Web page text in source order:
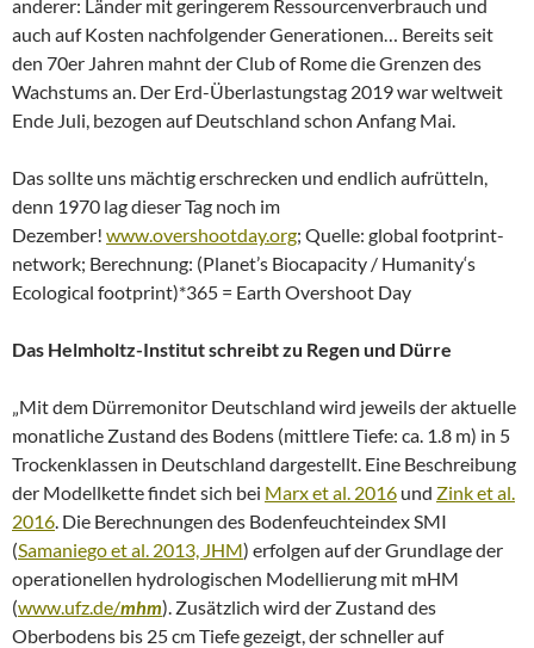
anderer: Länder mit geringerem Ressourcenverbrauch und
auch auf Kosten nachfolgender Generationen… Bereits seit
den 70er Jahren mahnt der Club of Rome die Grenzen des
Wachstums an. Der Erd-Überlastungstag 2019 war weltweit
Ende Juli, bezogen auf Deutschland schon Anfang Mai.
Das sollte uns mächtig erschrecken und endlich aufrütteln,
denn 1970 lag dieser Tag noch im
Dezember! www.overshootday.org; Quelle: global footprint-
network; Berechnung: (Planet’s Biocapacity / Humanity‘s
Ecological footprint)*365 = Earth Overshoot Day
Das Helmholtz-Institut schreibt zu Regen und Dürre
„Mit dem Dürremonitor Deutschland wird jeweils der aktuelle
monatliche Zustand des Bodens (mittlere Tiefe: ca. 1.8 m) in 5
Trockenklassen in Deutschland dargestellt. Eine Beschreibung
der Modellkette findet sich bei Marx et al. 2016 und Zink et al.
2016. Die Berechnungen des Bodenfeuchteindex SMI
(Samaniego et al. 2013, JHM) erfolgen auf der Grundlage der
operationellen hydrologischen Modellierung mit mHM
(www.ufz.de/mhm). Zusätzlich wird der Zustand des
Oberbodens bis 25 cm Tiefe gezeigt, der schneller auf